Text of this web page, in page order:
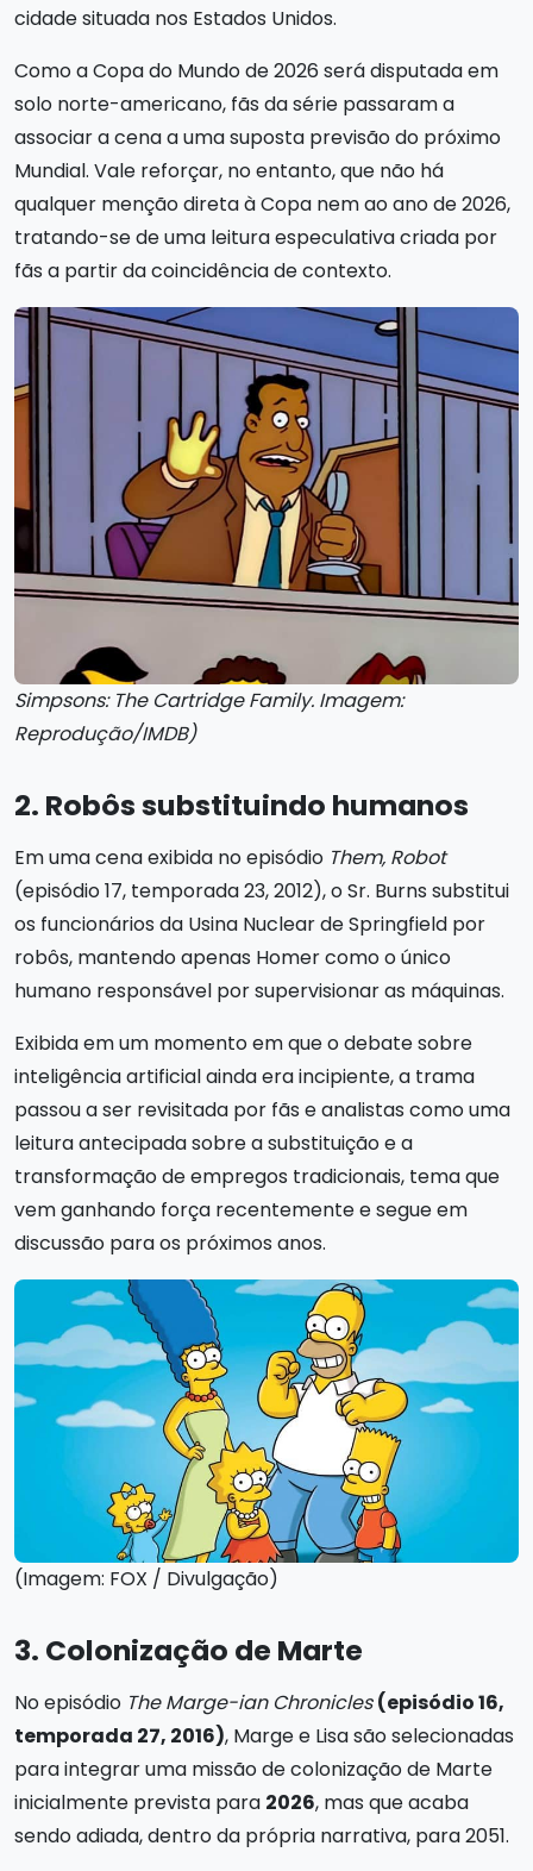
cidade situada nos Estados Unidos.
Como a Copa do Mundo de 2026 será disputada em
solo norte-americano, fãs da série passaram a
associar a cena a uma suposta previsão do próximo
Mundial. Vale reforçar, no entanto, que não há
qualquer menção direta à Copa nem ao ano de 2026,
tratando-se de uma leitura especulativa criada por
fãs a partir da coincidência de contexto.
Simpsons: The Cartridge Family. Imagem:
Reprodução/IMDB)
2. Robôs substituindo humanos
Em uma cena exibida no episódio Them, Robot
(episódio 17, temporada 23, 2012), o Sr. Burns substitui
os funcionários da Usina Nuclear de Springfield por
robôs, mantendo apenas Homer como o único
humano responsável por supervisionar as máquinas.
Exibida em um momento em que o debate sobre
inteligência artificial ainda era incipiente, a trama
passou a ser revisitada por fãs e analistas como uma
leitura antecipada sobre a substituição e a
transformação de empregos tradicionais, tema que
vem ganhando força recentemente e segue em
discussão para os próximos anos.
(Imagem: FOX / Divulgação)
3. Colonização de Marte
No episódio The Marge-ian Chronicles (episódio 16,
temporada 27, 2016), Marge e Lisa são selecionadas
para integrar uma missão de colonização de Marte
inicialmente prevista para 2026, mas que acaba
sendo adiada, dentro da própria narrativa, para 2051.